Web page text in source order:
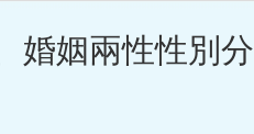
婚姻兩性性別分